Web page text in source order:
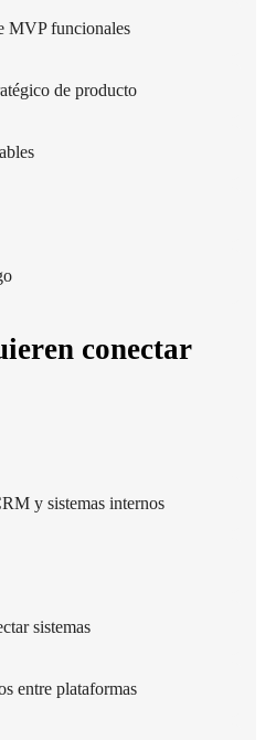
MVP funcionales
de producto
conectar
y sistemas internos
sistemas
entre plataformas